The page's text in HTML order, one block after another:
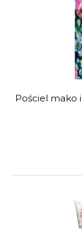
Pościel mako